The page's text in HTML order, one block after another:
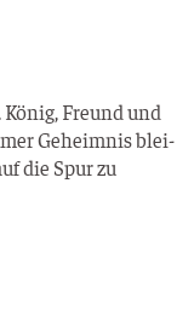
Freund und
Geheim­nis blei­
die Spur zu